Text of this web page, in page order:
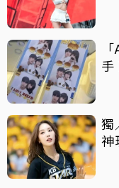
手
獨
神